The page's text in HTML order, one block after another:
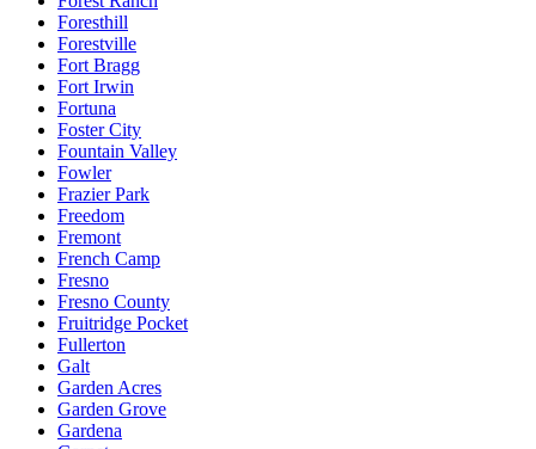
Foresthill
Forestville
Fort Bragg
Fort Irwin
Fortuna
Foster City
Fountain Valley
Fowler
Frazier Park
Freedom
Fremont
French Camp
Fresno
Fresno County
Fruitridge Pocket
Fullerton
Galt
Garden Acres
Garden Grove
Gardena